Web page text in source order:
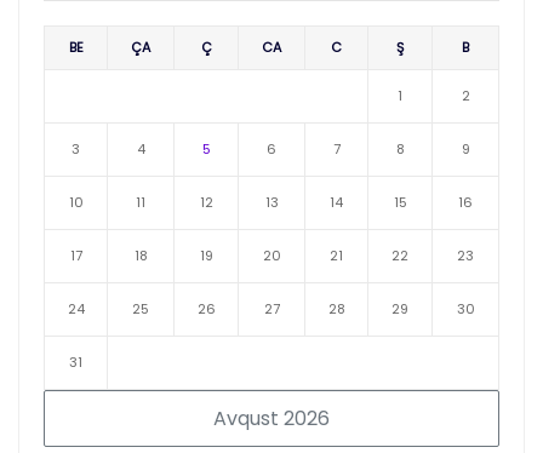
Avqust 2026
BE ÇA Ç CA C Ş B
1 2
3 4 5 6 7 8 9
10 11 12 13 14 15 16
17 18 19 20 21 22 23
24 25 26 27 28 29 30
31